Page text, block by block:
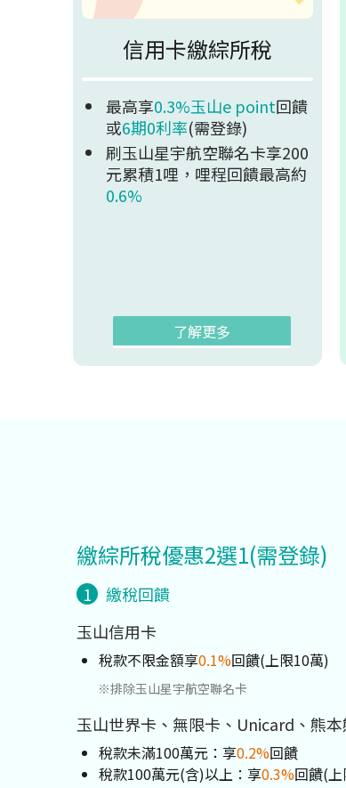
信用卡繳綜所稅
最高享0.3%玉山e point回饋
或6期0利率(需登錄)
刷玉山星宇航空聯名卡享200
元累積1哩，哩程回饋最高約
0.6%
了解更多
繳綜所稅優惠2選1(需登錄)
1
繳稅回饋
玉山信用卡
稅款不限金額享0.1%回饋(上限10萬)
※排除玉山星宇航空聯名卡
玉山世界卡、無限卡、Unicard、熊
稅款未滿100萬元：享0.2%回饋
稅款100萬元(含)以上：享0.3%回饋(